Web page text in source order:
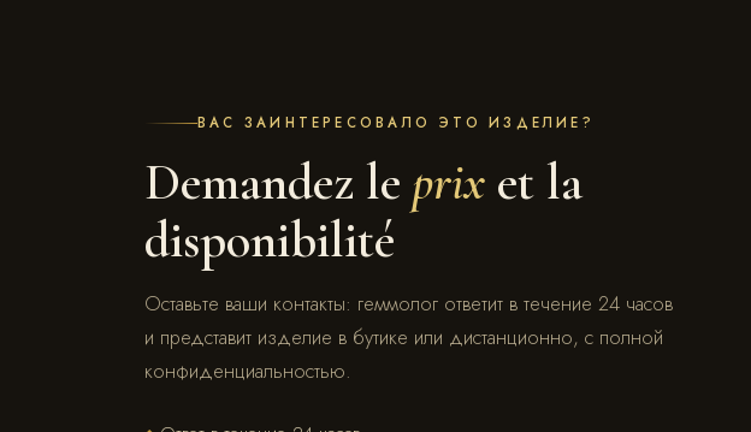
ВАС ЗАИНТЕРЕСОВАЛО ЭТО ИЗДЕЛИЕ?
Demandez le prix et la
disponibilité
Оставьте ваши контакты: геммолог ответит в течение 24 часов
и представит изделие в бутике или дистанционно, с полной
конфиденциальностью.